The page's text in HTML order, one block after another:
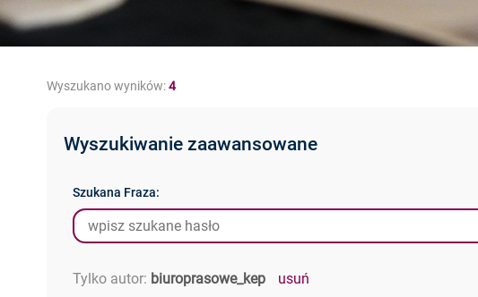
Wyszukano wyników:4
Szukana Fraza:
Tylko autor: biuroprasowe_kep usuń